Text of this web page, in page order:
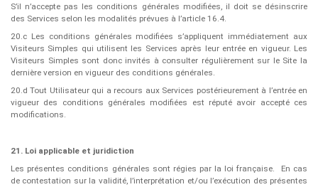
S’il n’accepte pas les conditions générales modifiées, il doit se désinscrire
des Services selon les modalités prévues à l’article 16.4.
20.c Les conditions générales modifiées s’appliquent immédiatement aux
Visiteurs Simples qui utilisent les Services après leur entrée en vigueur. Les
Visiteurs Simples sont donc invités à consulter régulièrement sur le Site la
dernière version en vigueur des conditions générales.
20.d Tout Utilisateur qui a recours aux Services postérieurement à l’entrée en
vigueur des conditions générales modifiées est réputé avoir accepté ces
modifications.
21. Loi applicable et juridiction
Les présentes conditions générales sont régies par la loi française.
En cas
de contestation sur la validité, l’interprétation et/ou l’exécution des présentes